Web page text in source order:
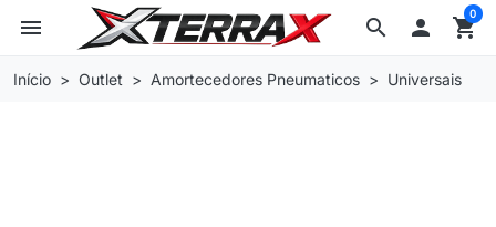
search
menu  shopping_cart
0
Início Outlet Amortecedores Pneumaticos Universais